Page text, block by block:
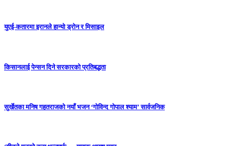
युएई-कतारमा इरानले हान्यो ड्रोन र मिसाइल
किसानलाई पेन्सन दिने सरकारको प्रतिबद्धता
सुर्खेतका मनिष गहतराजको नयाँ भजन ‘गोविन्द गोपाल श्याम’ सार्वजनिक